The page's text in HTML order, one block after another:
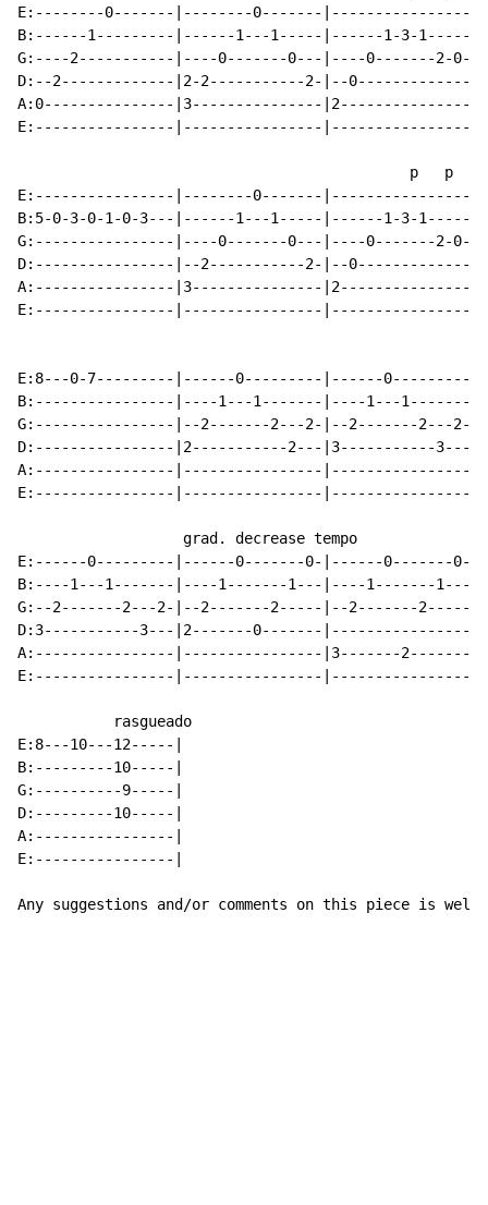
E:--------0-------|--------0-------|----------------
B:------1---------|------1---1-----|------1-3-1-----
G:----2-----------|----0-------0---|----0-------2-0-
D:--2-------------|2-2-----------2-|--0-------------
A:0---------------|3---------------|2---------------
E:----------------|----------------|----------------
                                             p   p
E:----------------|--------0-------|----------------
B:5-0-3-0-1-0-3---|------1---1-----|------1-3-1-----
G:----------------|----0-------0---|----0-------2-0-
D:----------------|--2-----------2-|--0-------------
A:----------------|3---------------|2---------------
E:----------------|----------------|----------------
E:8---0-7---------|------0---------|------0---------
B:----------------|----1---1-------|----1---1-------
G:----------------|--2-------2---2-|--2-------2---2-
D:----------------|2-----------2---|3-----------3---
A:----------------|----------------|----------------
E:----------------|----------------|----------------
                   grad. decrease tempo
E:------0---------|------0-------0-|------0-------0-
B:----1---1-------|----1-------1---|----1-------1---
G:--2-------2---2-|--2-------2-----|--2-------2-----
D:3-----------3---|2-------0-------|----------------
A:----------------|----------------|3-------2-------
E:----------------|----------------|----------------
           rasgueado
E:8---10---12-----|
B:---------10-----|
G:----------9-----|
D:---------10-----|
A:----------------|
E:----------------|
Any suggestions and/or comments on this piece is